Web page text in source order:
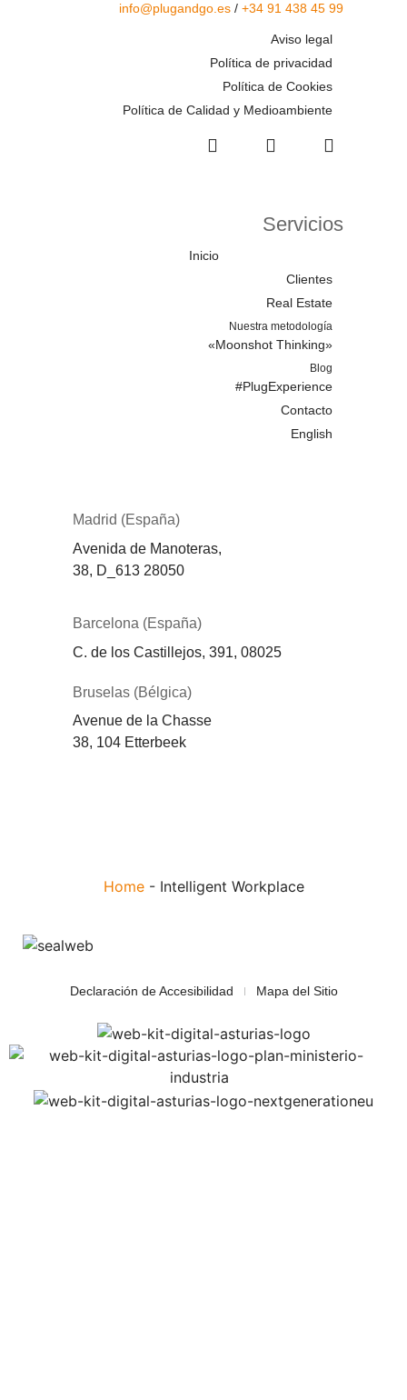
Madrid (España)
Avenida de Manoteras,
38, D_613 28050
Barcelona (España)
C. de los Castillejos, 391, 08025
Bruselas (Bélgica)
Avenue de la Chasse
38, 104 Etterbeek
Servicios
Inicio
Clientes
Real Estate
Nuestra metodología
«Moonshot Thinking»
Blog
#PlugExperience
Contacto
English
info@plugandgo.es / +34 91 438 45 99
Aviso legal
Política de privacidad
Política de Cookies
Política de Calidad y Medioambiente
Home- Intelligent Workplace
Declaración de Accesibilidad Mapa del Sitio